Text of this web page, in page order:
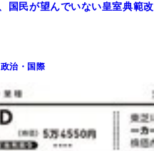
国民が望んでいない皇室典範改
政治・国際